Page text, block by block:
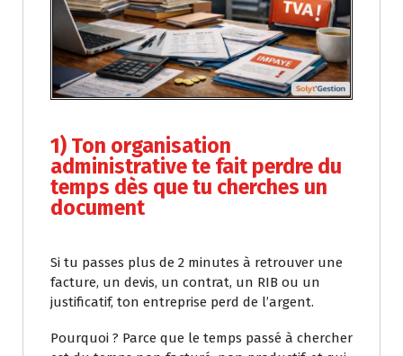
1) Ton organisation
administrative te fait perdre du
temps dès que tu cherches un
document
Si tu passes plus de 2 minutes à retrouver une
facture, un devis, un contrat, un RIB ou un
justificatif, ton entreprise perd de l’argent.
Pourquoi ? Parce que le temps passé à chercher